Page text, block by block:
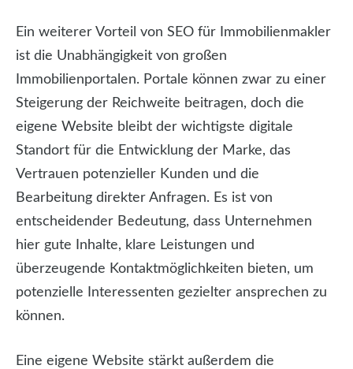
Ein weiterer Vorteil von SEO für Immobilienmakler
ist die Unabhängigkeit von großen
Immobilienportalen. Portale können zwar zu einer
Steigerung der Reichweite beitragen, doch die
eigene Website bleibt der wichtigste digitale
Standort für die Entwicklung der Marke, das
Vertrauen potenzieller Kunden und die
Bearbeitung direkter Anfragen. Es ist von
entscheidender Bedeutung, dass Unternehmen
hier gute Inhalte, klare Leistungen und
überzeugende Kontaktmöglichkeiten bieten, um
potenzielle Interessenten gezielter ansprechen zu
können.
Eine eigene Website stärkt außerdem die